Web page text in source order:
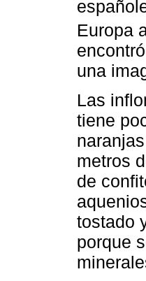
Europa
una
Las
tiene
metros
de
tostado
porque